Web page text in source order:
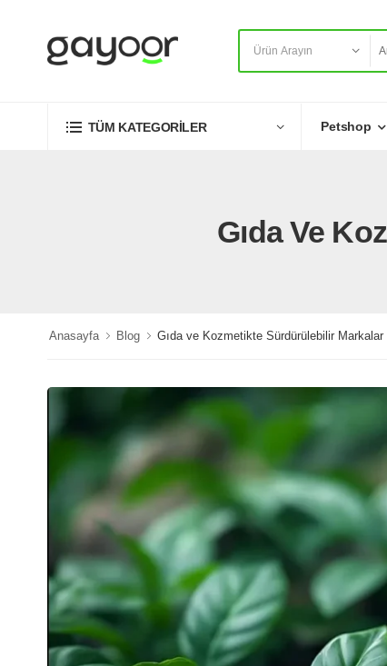
TÜM KATEGORİLER Petshop
Gıda Ve
Anasayfa Blog Gıda ve Kozmetikte Sürdürülebilir Markalar